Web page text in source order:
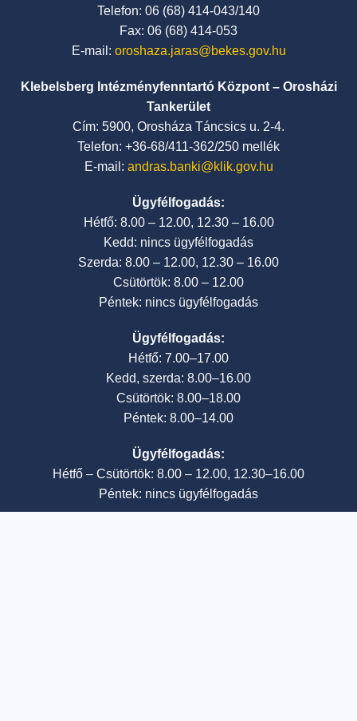
Telefon: 06 (68) 414-043/140
Fax: 06 (68) 414-053
E-mail: oroshaza.jaras@bekes.gov.hu
Klebelsberg Intézményfenntartó Központ – Orosházi
Tankerület
Cím: 5900, Orosháza Táncsics u. 2-4.
Telefon: +36-68/411-362/250 mellék
E-mail: andras.banki@klik.gov.hu
Ügyfélfogadás:
Hétfő: 8.00 – 12.00, 12.30 – 16.00
Kedd: nincs ügyfélfogadás
Szerda: 8.00 – 12.00, 12.30 – 16.00
Csütörtök: 8.00 – 12.00
Péntek: nincs ügyfélfogadás
Ügyfélfogadás:
Hétfő: 7.00–17.00
Kedd, szerda: 8.00–16.00
Csütörtök: 8.00–18.00
Péntek: 8.00–14.00
Ügyfélfogadás:
Hétfő – Csütörtök: 8.00 – 12.00, 12.30–16.00
Péntek: nincs ügyfélfogadás